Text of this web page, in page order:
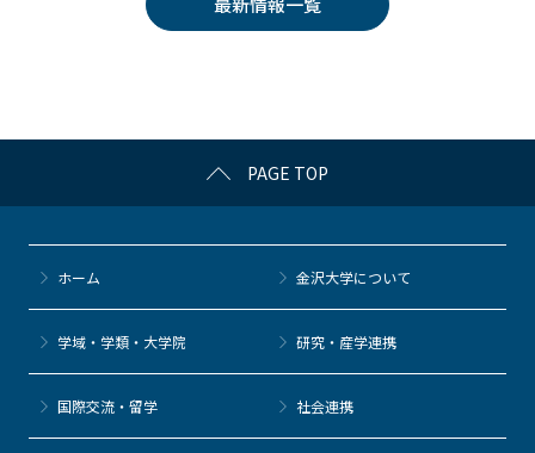
k
et a
PAGE TOP
ホーム 金沢大学について
学域・学類・大学院 研究・産学連携
国際交流・留学 社会連携